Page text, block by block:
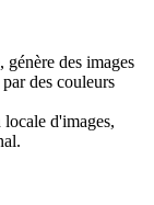
génère des images
des couleurs
d'images,